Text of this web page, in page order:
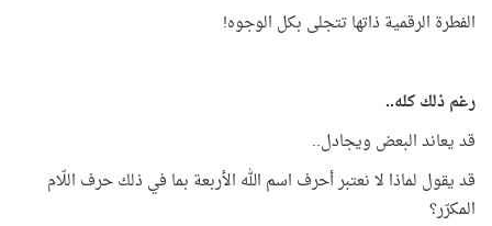
الفطرة الرقمية ذاتها تتجلى بكل الوجوه!
رغم ذلك كله..
قد يعاند البعض ويجادل..
قد يقول لماذا لا نعتبر أحرف اسم الله الأربعة بما في ذلك حرف اللّام
المكرّر؟